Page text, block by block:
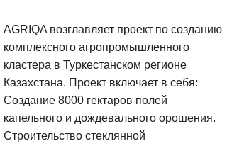
AGRIQA возглавляет проект по созданию
комплексного агропромышленного
кластера в Туркестанском регионе
Казахстана. Проект включает в себя:
Создание 8000 гектаров полей
капельного и дождевального орошения.
Строительство стеклянной